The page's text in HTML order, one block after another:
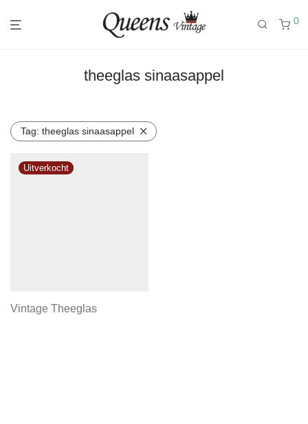
0
theeglas sinaasappel
Tag: theeglas sinaasappel
Vintage Theeglas